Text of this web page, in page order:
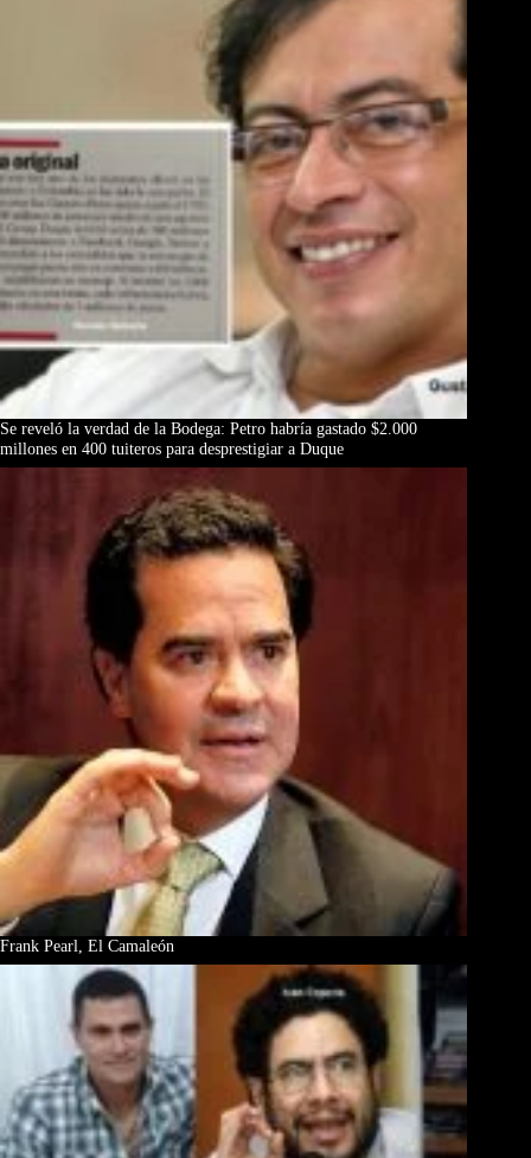
Se reveló la verdad de la Bodega: Petro habría gastado $2.000
millones en 400 tuiteros para desprestigiar a Duque
Frank Pearl, El Camaleón